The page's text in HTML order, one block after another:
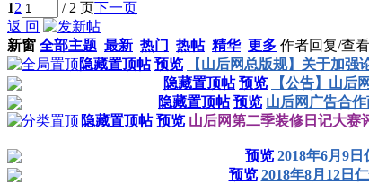
12 / 2 页下一页
返 回
新窗 全部主题 最新 热门 热帖 精华 更多 作者回复/查看
隐藏置顶帖 预览 【山后网总版规】关于加
隐藏置顶帖 预览 【公告】山后
隐藏置顶帖 预览 山后网广告合作
隐藏置顶帖 预览 山后网第二季装修日记大赛
预览 2018年6月9
预览 2018年8月12日